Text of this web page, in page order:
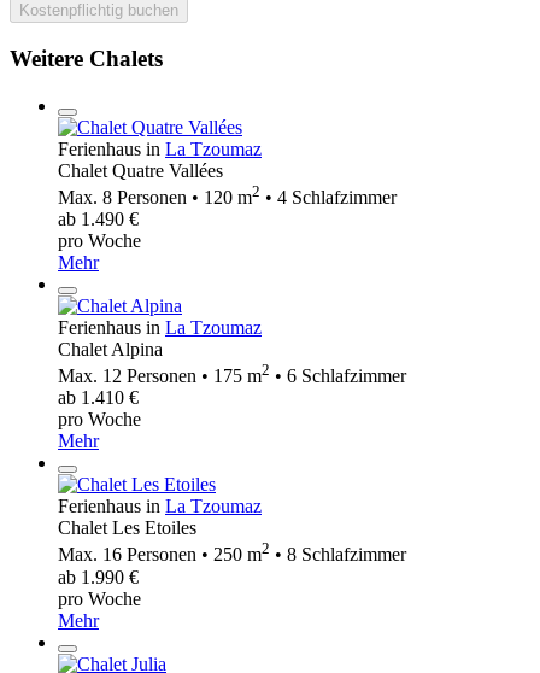
Kostenpflichtig buchen
Weitere Chalets
Ferienhaus in La Tzoumaz
Chalet Quatre Vallées
Max. 8 Personen • 120 m2 • 4 Schlafzimmer
ab 1.490 €
pro Woche
Mehr
Ferienhaus in La Tzoumaz
Chalet Alpina
Max. 12 Personen • 175 m2 • 6 Schlafzimmer
ab 1.410 €
pro Woche
Mehr
Ferienhaus in La Tzoumaz
Chalet Les Etoiles
Max. 16 Personen • 250 m2 • 8 Schlafzimmer
ab 1.990 €
pro Woche
Mehr